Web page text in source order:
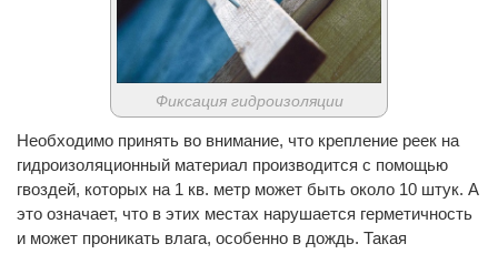
Фиксация гидроизоляции
Необходимо принять во внимание, что крепление реек на
гидроизоляционный материал производится с помощью
гвоздей, которых на 1 кв. метр может быть около 10 штук. А
это означает, что в этих местах нарушается герметичность
и может проникать влага, особенно в дождь. Такая